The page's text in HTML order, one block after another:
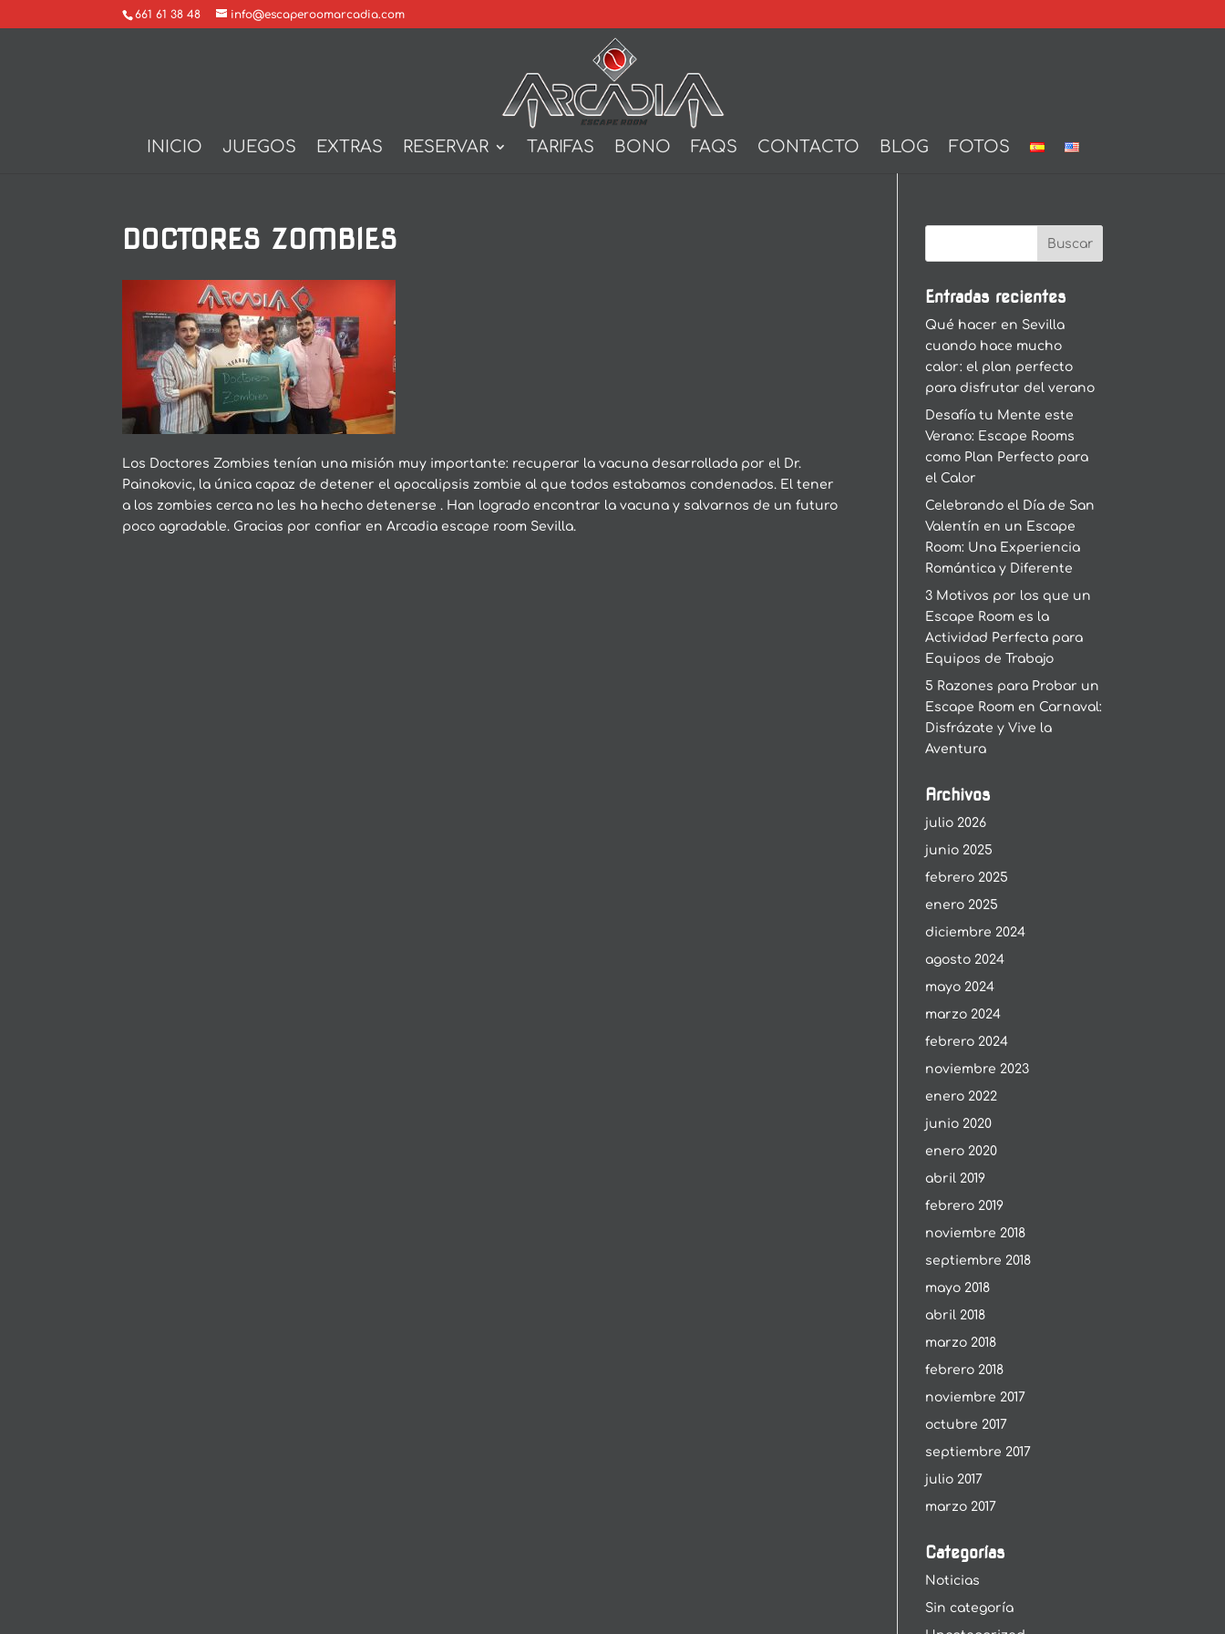
661 61 38 48 info@escaperoomarcadia.com
INICIO JUEGOS EXTRAS RESERVAR TARIFAS BONO FAQS CONTACTO BLOG FOTOS
DOCTORES ZOMBIES
Los Doctores Zombies tenían una misión muy importante: recuperar la vacuna desarrollada por el Dr.
Painokovic, la única capaz de detener el apocalipsis zombie al que todos estabamos condenados. El tener
a los zombies cerca no les ha hecho detenerse . Han logrado encontrar la vacuna y salvarnos de un futuro
poco agradable. Gracias por confiar en Arcadia escape room Sevilla.
Entradas recientes
Qué hacer en Sevilla
cuando hace mucho
calor: el plan perfecto
para disfrutar del verano
Desafía tu Mente este
Verano: Escape Rooms
como Plan Perfecto para
el Calor
Celebrando el Día de San
Valentín en un Escape
Room: Una Experiencia
Romántica y Diferente
3 Motivos por los que un
Escape Room es la
Actividad Perfecta para
Equipos de Trabajo
5 Razones para Probar un
Escape Room en Carnaval:
Disfrázate y Vive la
Aventura
Archivos
julio 2026
junio 2025
febrero 2025
enero 2025
diciembre 2024
agosto 2024
mayo 2024
marzo 2024
febrero 2024
noviembre 2023
enero 2022
junio 2020
enero 2020
abril 2019
febrero 2019
noviembre 2018
septiembre 2018
mayo 2018
abril 2018
marzo 2018
febrero 2018
noviembre 2017
octubre 2017
septiembre 2017
julio 2017
marzo 2017
Categorías
Noticias
Sin categoría